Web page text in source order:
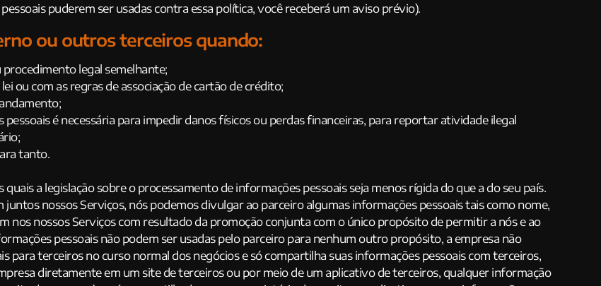
puderem ser usadas contra essa política, você receberá um aviso prévio).
ou outros terceiros quando:
legal semelhante;
ou com as regras de associação de cartão de crédito;
é necessária para impedir danos físicos ou perdas financeiras, para reportar atividade ilegal
tanto.
a legislação sobre o processamento de informações pessoais seja menos rígida do que a do seu país.
nossos Serviços, nós podemos divulgar ao parceiro algumas informações pessoais tais como nome,
nos nossos Serviços com resultado da promoção conjunta com o único propósito de permitir a nós e ao
pessoais não podem ser usadas pelo parceiro para nenhum outro propósito, a empresa não
para terceiros no curso normal dos negócios e só compartilha suas informações pessoais com terceiros,
diretamente em um site de terceiros ou por meio de um aplicativo de terceiros, qualquer informação